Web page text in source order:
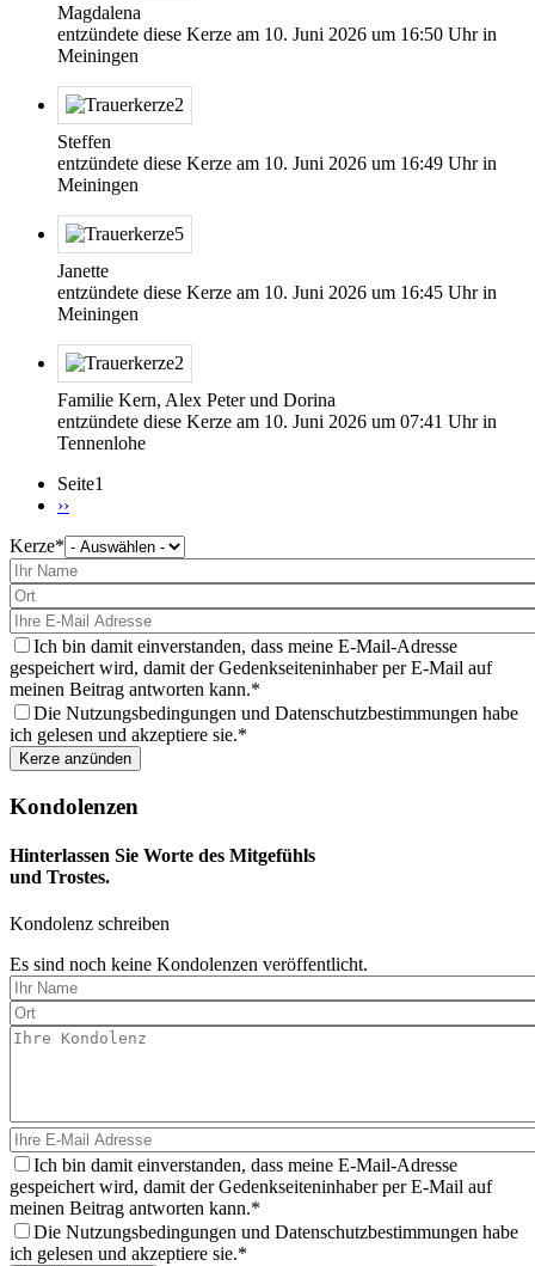
Magdalena
entzündete diese Kerze am 10. Juni 2026 um 16:50 Uhr in
Meiningen
Steffen
entzündete diese Kerze am 10. Juni 2026 um 16:49 Uhr in
Meiningen
Janette
entzündete diese Kerze am 10. Juni 2026 um 16:45 Uhr in
Meiningen
Familie Kern, Alex Peter und Dorina
entzündete diese Kerze am 10. Juni 2026 um 07:41 Uhr in
Tennenlohe
Seite1
Nächste
››
Kerze
wählen
Sie
aus
Ich bin damit einverstanden, dass meine E-Mail-Adresse
gespeichert wird, damit der Gedenkseiteninhaber per E-Mail auf
meinen Beitrag antworten kann.
Die Nutzungsbedingungen und Datenschutzbestimmungen habe
ich gelesen und akzeptiere sie.
Kondolenzen
Hinterlassen Sie Worte des Mitgefühls
und Trostes.
Kondolenz schreiben
Es sind noch keine Kondolenzen veröffentlicht.
Ich bin damit einverstanden, dass meine E-Mail-Adresse
gespeichert wird, damit der Gedenkseiteninhaber per E-Mail auf
meinen Beitrag antworten kann.
Die Nutzungsbedingungen und Datenschutzbestimmungen habe
ich gelesen und akzeptiere sie.